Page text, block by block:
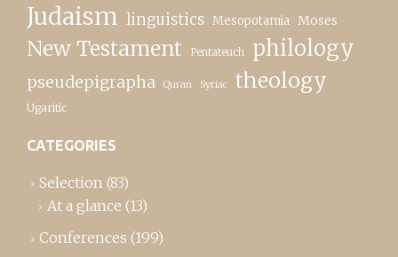
Judaism linguistics Mesopotamia Moses
New Testament Pentateuch philology
pseudepigrapha Quran Syriac theology
Ugaritic
CATEGORIES
Selection (83)
At a glance (13)
Conferences (199)